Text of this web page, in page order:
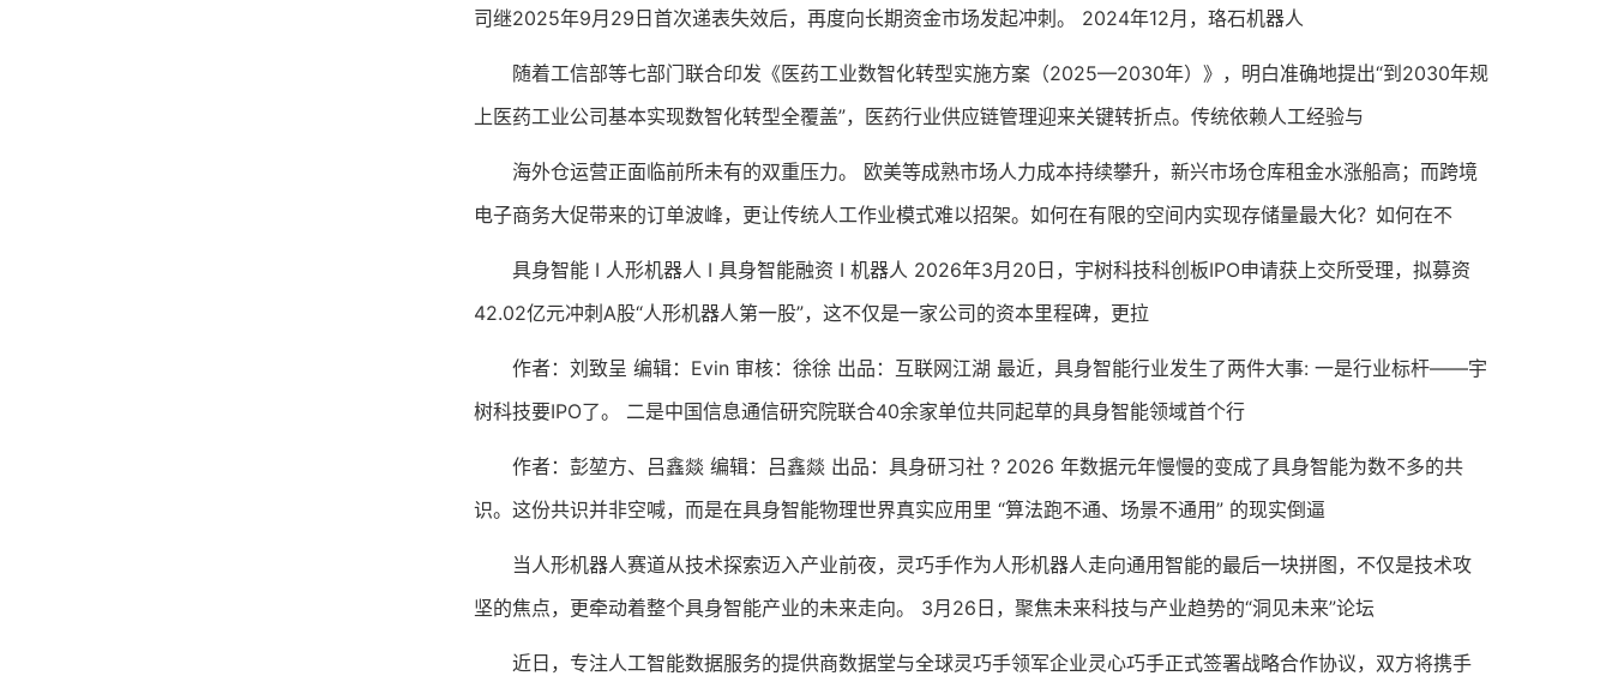
司继2025年9月29日首次递表失效后，再度向长期资金市场发起冲刺。 2024年12月，珞石机器人
随着工信部等七部门联合印发《医药工业数智化转型实施方案（2025—2030年）》，明白准确地提出“到2030年规
上医药工业公司基本实现数智化转型全覆盖”，医药行业供应链管理迎来关键转折点。传统依赖人工经验与
海外仓运营正面临前所未有的双重压力。 欧美等成熟市场人力成本持续攀升，新兴市场仓库租金水涨船高；而跨境
电子商务大促带来的订单波峰，更让传统人工作业模式难以招架。如何在有限的空间内实现存储量最大化？如何在不
具身智能 I 人形机器人 I 具身智能融资 I 机器人 2026年3月20日，宇树科技科创板IPO申请获上交所受理，拟募资
42.02亿元冲刺A股“人形机器人第一股”，这不仅是一家公司的资本里程碑，更拉
作者：刘致呈 编辑：Evin 审核：徐徐 出品：互联网江湖 最近，具身智能行业发生了两件大事: 一是行业标杆——宇
树科技要IPO了。 二是中国信息通信研究院联合40余家单位共同起草的具身智能领域首个行
作者：彭堃方、吕鑫燚 编辑：吕鑫燚 出品：具身研习社 ? 2026 年数据元年慢慢的变成了具身智能为数不多的共
识。这份共识并非空喊，而是在具身智能物理世界真实应用里 “算法跑不通、场景不通用” 的现实倒逼
当人形机器人赛道从技术探索迈入产业前夜，灵巧手作为人形机器人走向通用智能的最后一块拼图，不仅是技术攻
坚的焦点，更牵动着整个具身智能产业的未来走向。 3月26日，聚焦未来科技与产业趋势的“洞见未来”论坛
近日，专注人工智能数据服务的提供商数据堂与全球灵巧手领军企业灵心巧手正式签署战略合作协议，双方将携手